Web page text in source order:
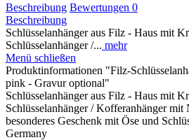
Beschreibung Bewertungen 0
Beschreibung
Schlüsselanhänger aus Filz - Haus mit
Schlüsselanhänger /... mehr
Menü schließen
Produktinformationen "Filz-
pink - Gravur optional"
Schlüsselanhänger aus Filz - Haus mit
Schlüsselanhänger / Kofferanhänger mit
besonderes Geschenk mit Öse und
Germany